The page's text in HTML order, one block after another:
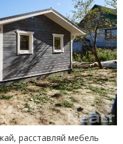
расставляй мебель